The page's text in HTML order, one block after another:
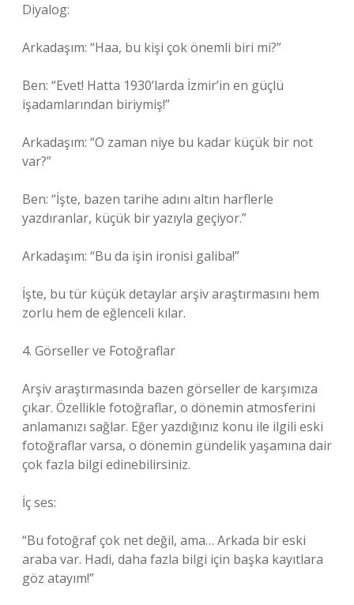
Diyalog:
Arkadaşım: “Haa, bu kişi çok önemli biri mi?”
Ben: “Evet! Hatta 1930’larda İzmir’in en güçlü
işadamlarından biriymiş!”
Arkadaşım: “O zaman niye bu kadar küçük bir not
var?”
Ben: “İşte, bazen tarihe adını altın harflerle
yazdıranlar, küçük bir yazıyla geçiyor.”
Arkadaşım: “Bu da işin ironisi galiba!”
İşte, bu tür küçük detaylar arşiv araştırmasını hem
zorlu hem de eğlenceli kılar.
4. Görseller ve Fotoğraflar
Arşiv araştırmasında bazen görseller de karşımıza
çıkar. Özellikle fotoğraflar, o dönemin atmosferini
anlamanızı sağlar. Eğer yazdığınız konu ile ilgili eski
fotoğraflar varsa, o dönemin gündelik yaşamına dair
çok fazla bilgi edinebilirsiniz.
İç ses:
“Bu fotoğraf çok net değil, ama… Arkada bir eski
araba var. Hadi, daha fazla bilgi için başka kayıtlara
göz atayım!”